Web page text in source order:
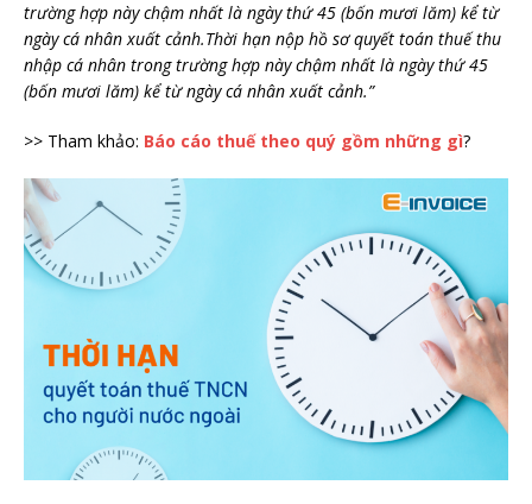
trường hợp này chậm nhất là ngày thứ 45 (bốn mươi lăm) kể từ
ngày cá nhân xuất cảnh.Thời hạn nộp hồ sơ quyết toán thuế thu
nhập cá nhân trong trường hợp này chậm nhất là ngày thứ 45
(bốn mươi lăm) kể từ ngày cá nhân xuất cảnh.”
>> Tham khảo: Báo cáo thuế theo quý gồm những gì?